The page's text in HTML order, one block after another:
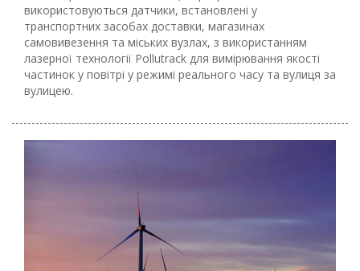
використовуються датчики, встановлені у
транспортних засобах доставки, магазинах
самовивезення та міських вузлах, з використанням
лазерної технології Pollutrack для вимірювання якості
частинок у повітрі у режимі реального часу та вулиця за
вулицею.